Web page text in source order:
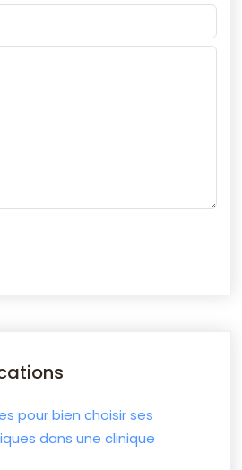
pour bien choisir ses
dans une clinique